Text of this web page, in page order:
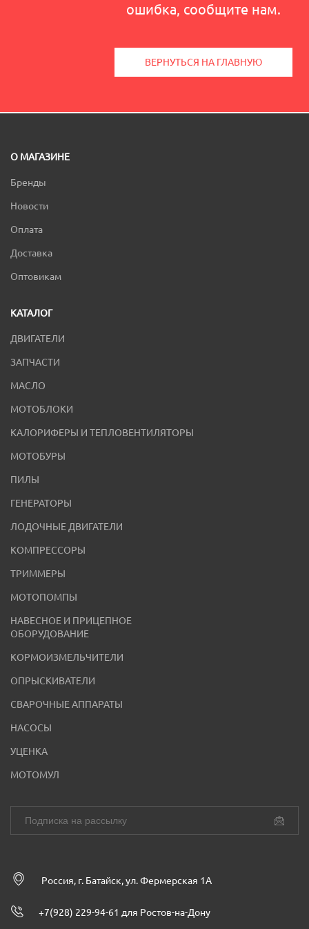
ошибка, сообщите нам.
ВЕРНУТЬСЯ НА ГЛАВНУЮ
О МАГАЗИНЕ
Бренды
Новости
Оплата
Доставка
Оптовикам
КАТАЛОГ
ДВИГАТЕЛИ
ЗАПЧАСТИ
МАСЛО
МОТОБЛОКИ
КАЛОРИФЕРЫ И ТЕПЛОВЕНТИЛЯТОРЫ
МОТОБУРЫ
ПИЛЫ
ГЕНЕРАТОРЫ
ЛОДОЧНЫЕ ДВИГАТЕЛИ
КОМПРЕССОРЫ
ТРИММЕРЫ
МОТОПОМПЫ
НАВЕСНОЕ И ПРИЦЕПНОЕ
ОБОРУДОВАНИЕ
КОРМОИЗМЕЛЬЧИТЕЛИ
ОПРЫСКИВАТЕЛИ
СВАРОЧНЫЕ АППАРАТЫ
НАСОСЫ
УЦЕНКА
МОТОМУЛ
Россия, г. Батайск, ул. Фермерская 1А
+7(928) 229-94-61 для Ростов-на-Дону